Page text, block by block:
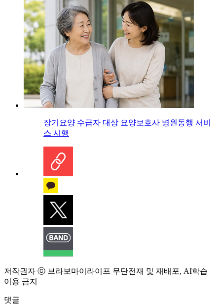
장기요양 수급자 대상 요양보호사 병원동행 서비
스 시행
저작권자 ⓒ 브라보마이라이프 무단전재 및 재배포, AI학습
이용 금지
댓글